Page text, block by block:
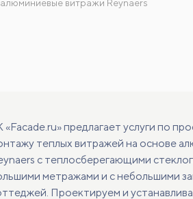
витражи Reynaers
«Facade.ru» предлагает услуги по
теплых витражей на основе
с теплосберегающими
метражами и с небольшими
Проектируем и